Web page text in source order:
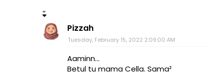
Pizzah
Tuesday, February 15, 2022 2:09:00 AM
Aaminn...
Betul tu mama Cella. Sama²